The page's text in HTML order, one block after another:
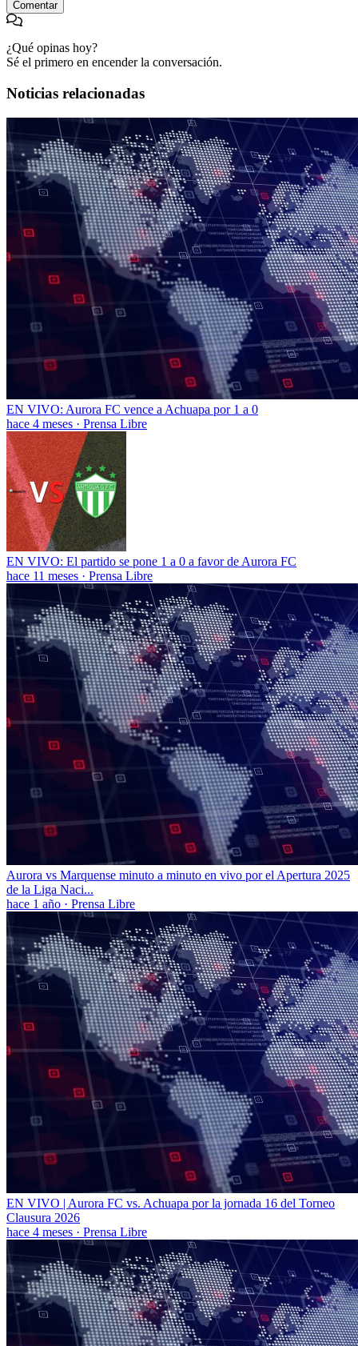
Comentar
¿Qué opinas hoy?
Sé el primero en encender la conversación.
Noticias relacionadas
EN VIVO: Aurora FC vence a Achuapa por 1 a 0
hace 4 meses · Prensa Libre
EN VIVO: El partido se pone 1 a 0 a favor de Aurora FC
hace 11 meses · Prensa Libre
Aurora vs Marquense minuto a minuto en vivo por el Apertura 2025
de la Liga Naci...
hace 1 año · Prensa Libre
EN VIVO | Aurora FC vs. Achuapa por la jornada 16 del Torneo
Clausura 2026
hace 4 meses · Prensa Libre